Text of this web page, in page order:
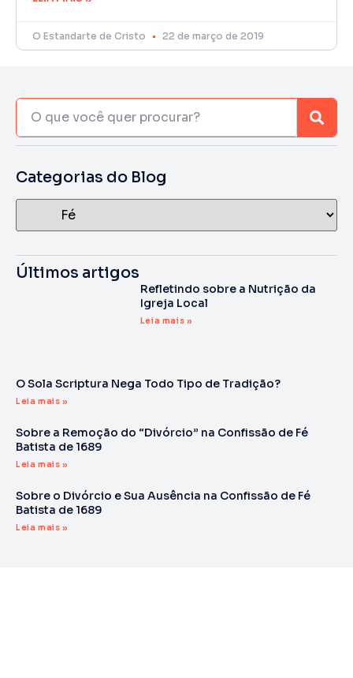
O Estandarte de Cristo 22 de março de 2019
Categorias do Blog
Últimos artigos
Refletindo sobre a Nutrição da
Igreja Local
Leia mais »
O Sola Scriptura Nega Todo Tipo de Tradição?
Leia mais »
Sobre a Remoção do “Divórcio” na Confissão de Fé
Batista de 1689
Leia mais »
Sobre o Divórcio e Sua Ausência na Confissão de Fé
Batista de 1689
Leia mais »